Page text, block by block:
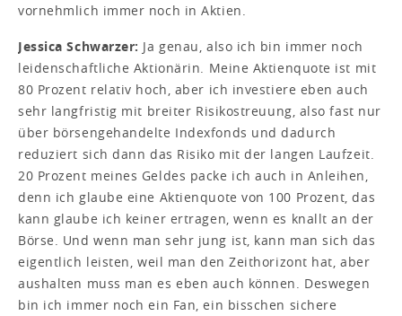
vornehmlich immer noch in Aktien.
Jessica Schwarzer: Ja genau, also ich bin immer noch
leidenschaftliche Aktionärin. Meine Aktienquote ist mit
80 Prozent relativ hoch, aber ich investiere eben auch
sehr langfristig mit breiter Risikostreuung, also fast nur
über börsengehandelte Indexfonds und dadurch
reduziert sich dann das Risiko mit der langen Laufzeit.
20 Prozent meines Geldes packe ich auch in Anleihen,
denn ich glaube eine Aktienquote von 100 Prozent, das
kann glaube ich keiner ertragen, wenn es knallt an der
Börse. Und wenn man sehr jung ist, kann man sich das
eigentlich leisten, weil man den Zeithorizont hat, aber
aushalten muss man es eben auch können. Deswegen
bin ich immer noch ein Fan, ein bisschen sichere